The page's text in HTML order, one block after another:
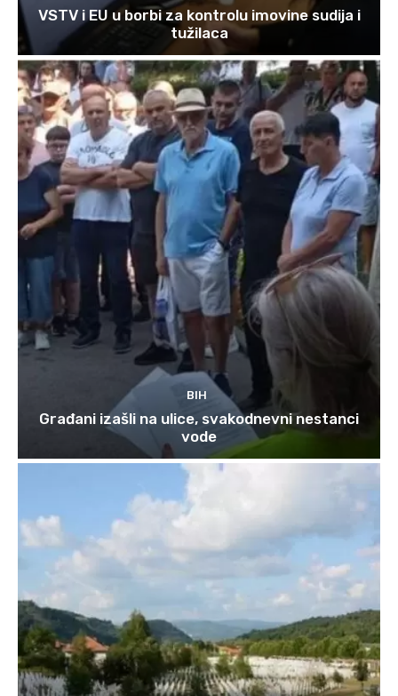
VSTV i EU u borbi za kontrolu imovine sudija i
tužilaca
BIH
Građani izašli na ulice, svakodnevni nestanci
vode